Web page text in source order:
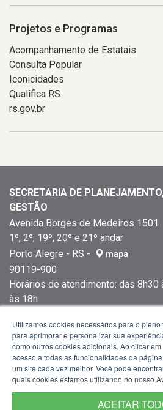
Projetos e Programas
Acompanhamento de Estatais
Consulta Popular
Iconicidades
Qualifica RS
rs.gov.br
SECRETARIA DE
GESTÃO
Avenida Borges de Medeiros 1501
1º, 2º, 19º, 20º e 21º andar
Porto Alegre - RS -
mapa
90119-900
Horários de atendimento: das 8h30
às 18h
Utilizamos cookies necessários para o
para aprimorar e personalizar sua
como outros cookies adicionais. Ao clicar
acesso a todas as funcionalidades da
um site cada vez melhor. Você pode
quais cookies estamos utilizando no nosso
ACEITAR